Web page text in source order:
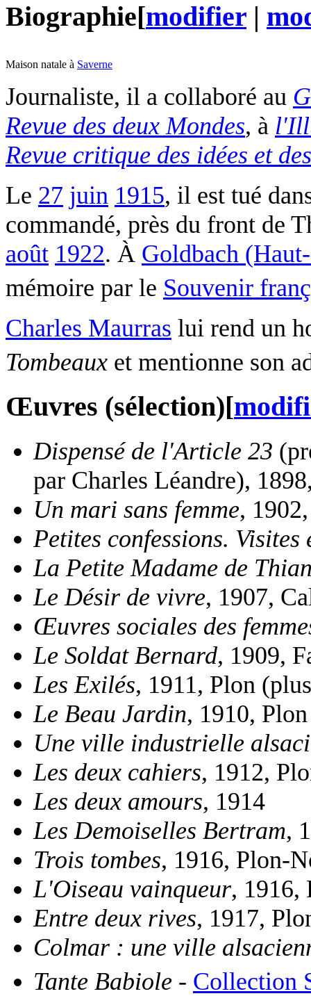
Biographie[modifier |
Maison natale à Saverne
Journaliste, il a collaboré au
Revue des deux Mondes, à
Revue critique des idées et
Le 27 juin 1915, il est tué
commandé, près du front de
août 1922. À Goldbach
mémoire par le Souvenir
Charles Maurras lui rend un
Tombeaux et mentionne son
Œuvres (sélection)[
Dispensé de l'Article 23
par Charles Léandre),
Un mari sans femme,
Petites confessions.
La Petite Madame de
Le Désir de vivre, 1907,
Œuvres sociales des
Le Soldat Bernard, 1909,
Les Exilés, 1911, Plon
Le Beau Jardin, 1910,
Une ville industrielle
Les deux cahiers, 1912,
Les deux amours, 1914
Les Demoiselles Bertram,
Trois tombes, 1916, Plon-
L'Oiseau vainqueur, 1916,
Entre deux rives, 1917,
Colmar : une ville
Tante Babiole - Collection